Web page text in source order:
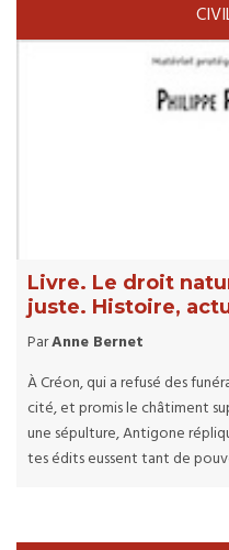
Livre. Le droit
juste. Histoire,
ParAnne Bernet
À Créon, qui a refusé des
cité, et promis le châtiment
une sépulture, Antigone
tes édits eussent tant de